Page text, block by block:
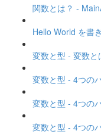
関数とは？ -
Hello World を書
変数と型 - 変数と
変数と型 - 4つの
変数と型 - 4つの
変数と型 - 4つの